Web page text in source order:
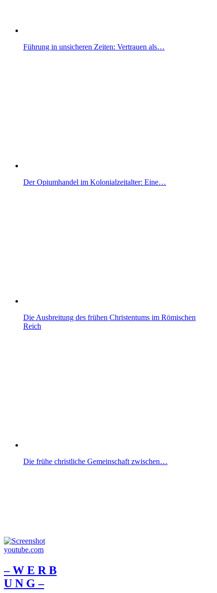
Führung in unsicheren Zeiten: Vertrauen als…
Der Opiumhandel im Kolonialzeitalter: Eine…
Die Ausbreitung des frühen Christentums im Römischen
Reich
Die frühe christliche Gemeinschaft zwischen…
– W Ε R Β
U Ν G –